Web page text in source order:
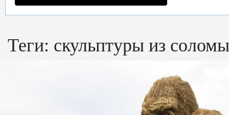
Теги: скульптуры из соломы